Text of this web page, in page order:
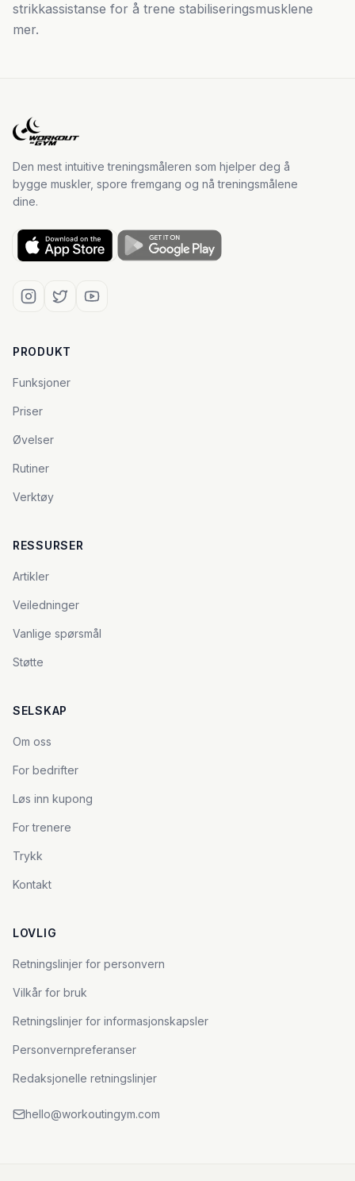
strikkassistanse for å trene stabiliseringsmusklene
mer.
Den mest intuitive treningsmåleren som hjelper deg å
bygge muskler, spore fremgang og nå treningsmålene
dine.
PRODUKT
Funksjoner
Priser
Øvelser
Rutiner
Verktøy
RESSURSER
Artikler
Veiledninger
Vanlige spørsmål
Støtte
SELSKAP
Om oss
For bedrifter
Løs inn kupong
For trenere
Trykk
Kontakt
LOVLIG
Retningslinjer for personvern
Vilkår for bruk
Retningslinjer for informasjonskapsler
Personvernpreferanser
Redaksjonelle retningslinjer
hello@workoutingym.com